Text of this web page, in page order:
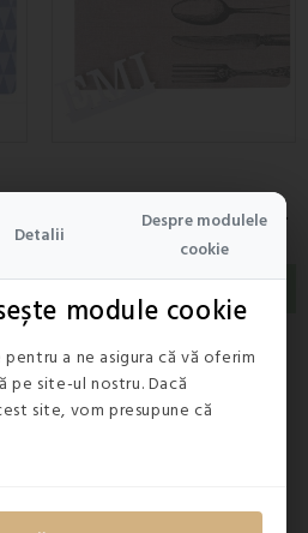
Detalii
Despre modulele
cookie
module cookie
a ne asigura că vă oferim
pe site-ul nostru. Dacă
site, vom presupune că
Suport farfurii model tacâmuri
7,90 lei
STOC EPUIZAT